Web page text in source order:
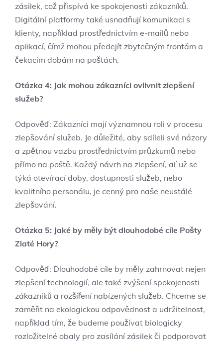
zásilek, což přispívá ke spokojenosti zákazníků.
Digitální platformy také usnadňují komunikaci s
klienty, například prostřednictvím e-mailů nebo
aplikací, čímž mohou předejít zbytečným frontám a
čekacím dobám na poštách.
Otázka 4: Jak mohou zákazníci ovlivnit zlepšení
služeb?
Odpověď: Zákazníci mají významnou roli v procesu
zlepšování služeb. Je důležité, aby sdíleli své názory
a zpětnou vazbu prostřednictvím průzkumů nebo
přímo na poště. Každý návrh na zlepšení, ať už se
týká otevírací doby, dostupnosti služeb, nebo
kvalitního personálu, je cenný pro naše neustálé
zlepšování.
Otázka 5: Jaké by měly být dlouhodobé cíle Pošty
Zlaté Hory?
Odpověď: Dlouhodobé cíle by měly zahrnovat nejen
zlepšení technologií, ale také zvýšení spokojenosti
zákazníků a rozšíření nabízených služeb. Chceme se
zaměřit na ekologickou odpovědnost a udržitelnost,
například tím, že budeme používat biologicky
rozložitelné obaly pro zasílání zásilek či podporovat